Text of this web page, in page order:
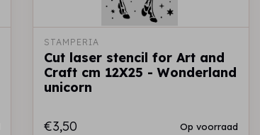
STAMPERIA
Cut laser stencil for Art and
Craft cm 12X25 - Wonderland
unicorn
€3,50 Op voorraad